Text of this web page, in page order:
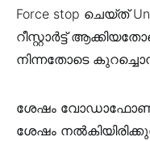
Force stop ചെയ്ത്
റീസ്റ്റാർട്ട്
നിന്നതോടെ
ശേഷം
ശേഷം